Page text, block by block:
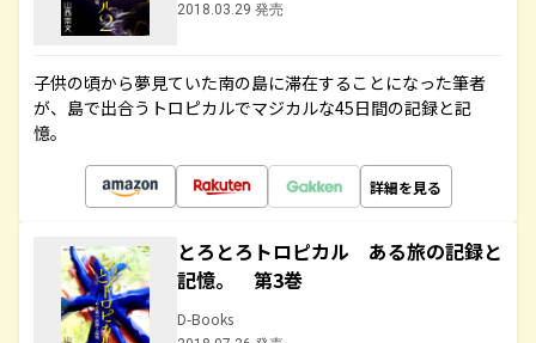
2018.03.29 発売
子供の頃から夢見ていた南の島に滞在することになった筆者
が、島で出合うトロピカルでマジカルな45日間の記録と記
憶。
詳細を見る
とろとろトロピカル ある旅の記録と
記憶。 第3巻
D-Books